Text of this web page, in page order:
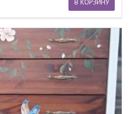
В КОРЗИНУ